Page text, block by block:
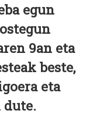
egun
9an eta
beste,
eta
dute.